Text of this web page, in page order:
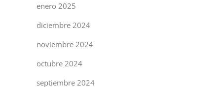
enero 2025
diciembre 2024
noviembre 2024
octubre 2024
septiembre 2024